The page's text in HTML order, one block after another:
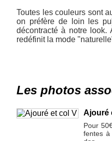
Toutes les couleurs sont
on préfère de loin les
décontracté à notre look.
redéfinit la mode
Les photos
Ajouré
Pour
fentes